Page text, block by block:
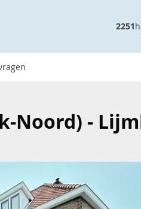
2251
Noord) -